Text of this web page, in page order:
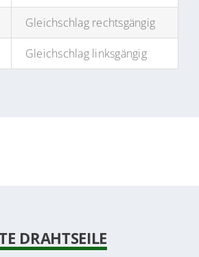
Gleichschlag rechtsgängig
Gleichschlag linksgängig
DRAHTSEILE